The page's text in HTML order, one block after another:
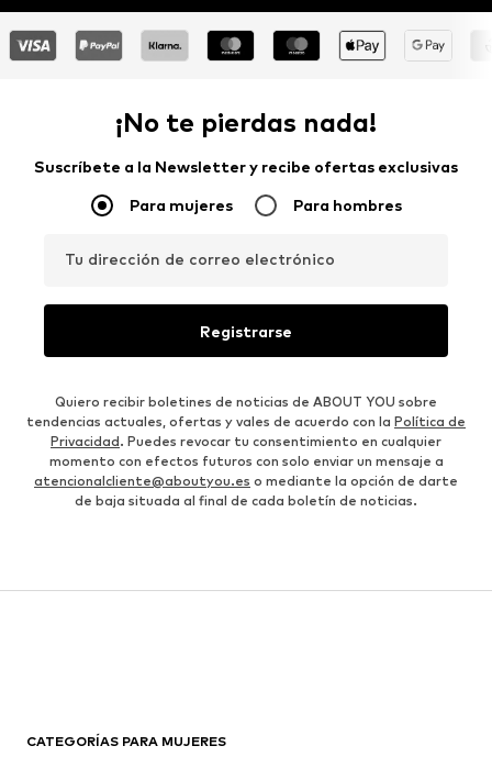
¡No te pierdas nada!
Suscríbete a la Newsletter y recibe ofertas exclusivas
Para mujeres Para hombres
Tu dirección de correo electrónico
Registrarse
Quiero recibir boletines de noticias de ABOUT YOU sobre
tendencias actuales, ofertas y vales de acuerdo con la Política de
Privacidad. Puedes revocar tu consentimiento en cualquier
momento con efectos futuros con solo enviar un mensaje a
atencionalcliente@aboutyou.es o mediante la opción de darte
de baja situada al final de cada boletín de noticias.
CATEGORÍAS PARA MUJERES